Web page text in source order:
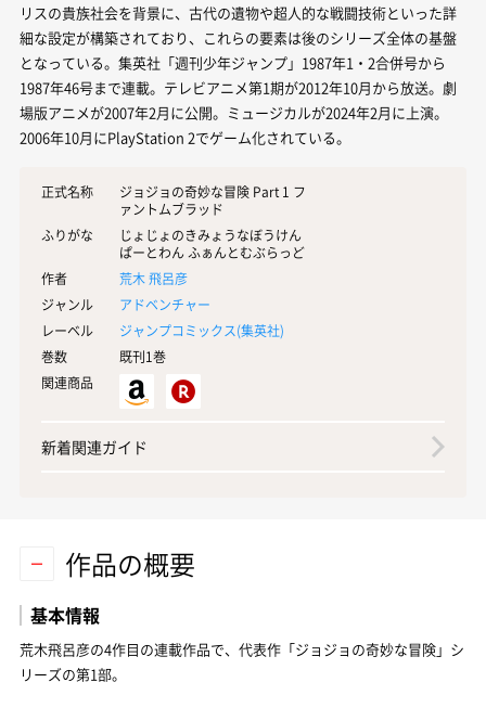
リスの貴族社会を背景に、古代の遺物や超人的な戦闘技術といった詳
細な設定が構築されており、これらの要素は後のシリーズ全体の基盤
となっている。集英社「週刊少年ジャンプ」1987年1・2合併号から
1987年46号まで連載。テレビアニメ第1期が2012年10月から放送。劇
場版アニメが2007年2月に公開。ミュージカルが2024年2月に上演。
2006年10月にPlayStation 2でゲーム化されている。
正式名称
ジョジョの奇妙な冒険 Part 1 フ
ァントムブラッド
ふりがな
じょじょのきみょうなぼうけん
ぱーとわん ふぁんとむぶらっど
作者
荒木 飛呂彦
ジャンル
アドベンチャー
レーベル
ジャンプコミックス(集英社)
巻数
既刊1巻
関連商品
新着関連ガイド
作品の概要
基本情報
荒木飛呂彦の4作目の連載作品で、代表作「ジョジョの奇妙な冒険」シ
リーズの第1部。